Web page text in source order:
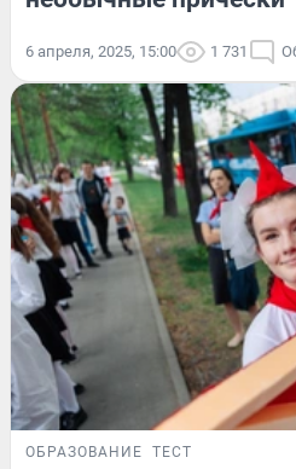
6 апреля, 2025, 15:00 1 731
ОБРАЗОВАНИЕ ТЕСТ